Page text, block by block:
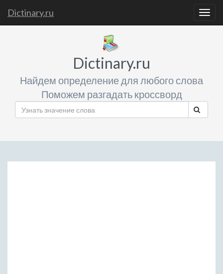
Dictinary.ru
Dictinary.ru
Найдем определение для любого слова
Поможем разгадать кроссворд